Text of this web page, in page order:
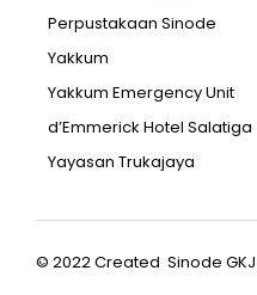
Perpustakaan Sinode
Yakkum
Yakkum Emergency Unit
d’Emmerick Hotel Salatiga
Yayasan Trukajaya
© 2022 Created Sinode GKJ